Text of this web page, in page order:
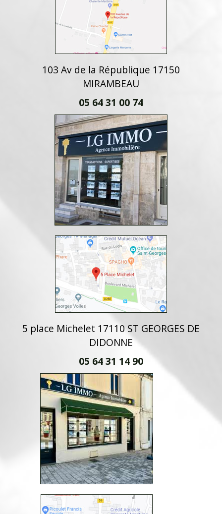
103 Av de la République 17150
MIRAMBEAU
05 64 31 00 74
5 place Michelet 17110 ST GEORGES DE
DIDONNE
05 64 31 14 90